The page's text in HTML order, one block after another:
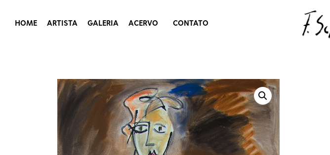
HOME ARTISTA GALERIA ACERVO CONTATO